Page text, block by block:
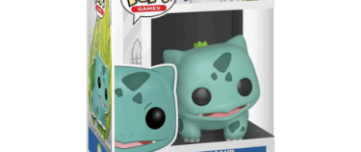
Funko Pop! Games: Pokemon –
Bulbasaur Bulbizarre – Bisasam #453
Vinyl Figure